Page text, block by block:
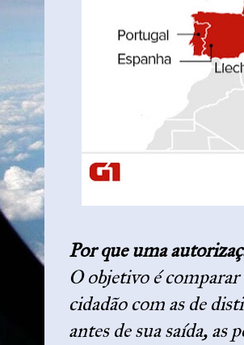
Por que uma
O objetivo é
cidadão com as de
antes de sua saída, as